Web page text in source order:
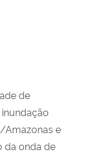
de
Amazonas e
da onda de